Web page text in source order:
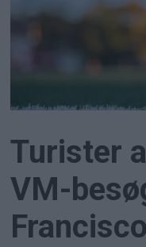
Turister
VM-
Francisco